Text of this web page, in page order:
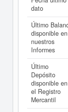
dato
Último
disponible en
nuestros
Informes
Último
Depósito
disponible en
el Registro
Mercantil